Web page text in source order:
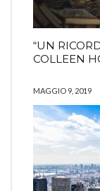
“UN
COLLEEN
MAGGIO 9, 2019